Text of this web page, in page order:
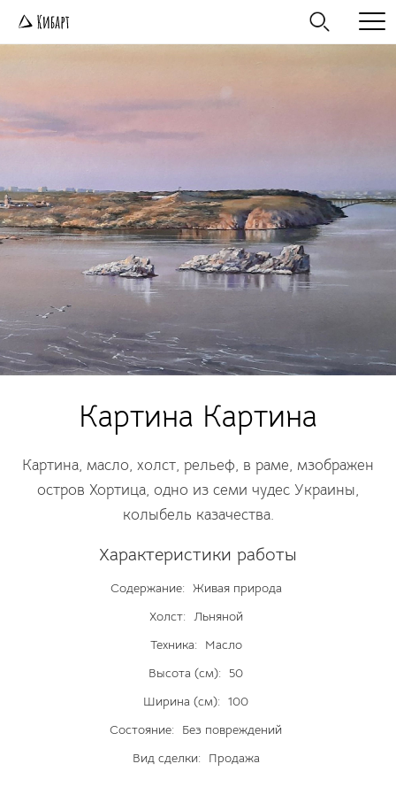
Картина Картина
Картина, масло, холст, рельеф, в раме, мзображен
остров Хортица, одно из семи чудес Украины,
колыбель казачества.
Характеристики работы
Содержание: Живая природа
Холст: Льняной
Техника:
Масло
Высота (см):
50
Ширина (см): 100
Состояние:
Без повреждений
Вид сделки:
Продажа